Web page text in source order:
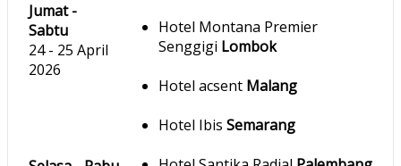
Hotel Montana Premier
Senggigi Lombok
Hotel acsent Malang
Hotel Ibis Semarang
Jumat -
Sabtu
24 - 25 April
2026